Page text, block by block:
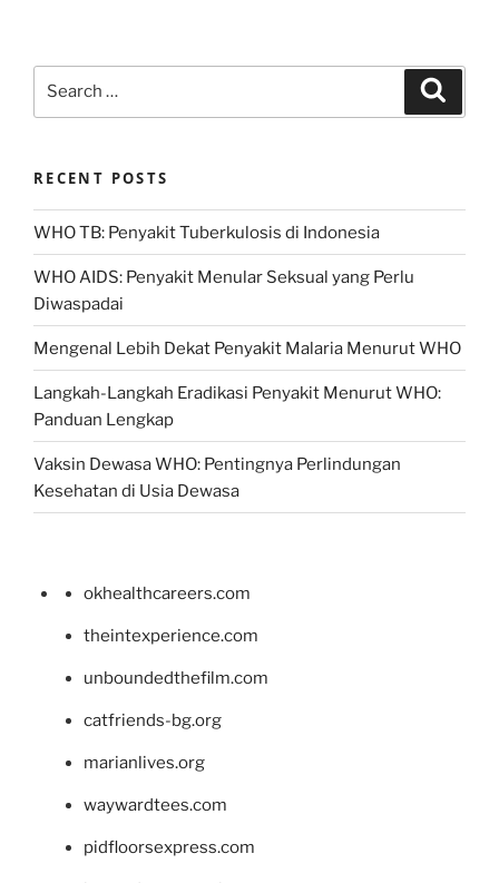
RECENT POSTS
WHO TB: Penyakit Tuberkulosis di Indonesia
WHO AIDS: Penyakit Menular Seksual yang Perlu
Diwaspadai
Mengenal Lebih Dekat Penyakit Malaria Menurut WHO
Langkah-Langkah Eradikasi Penyakit Menurut WHO:
Panduan Lengkap
Vaksin Dewasa WHO: Pentingnya Perlindungan
Kesehatan di Usia Dewasa
okhealthcareers.com
theintexperience.com
unboundedthefilm.com
catfriends-bg.org
marianlives.org
waywardtees.com
pidfloorsexpress.com